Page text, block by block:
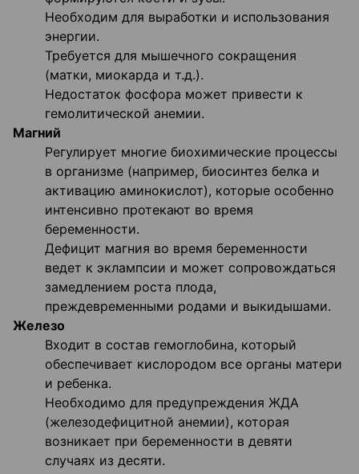
Необходим для выработки и использования
энергии.
Требуется для мышечного сокращения
(матки, миокарда и т.д.).
Недостаток фосфора может привести к
гемолитической анемии.
Магний
Регулирует многие биохимические процессы
в организме (например, биосинтез белка и
активацию аминокислот), которые особенно
интенсивно протекают во время
беременности.
Дефицит магния во время беременности
ведет к эклампсии и может сопровождаться
замедлением роста плода,
преждевременными родами и выкидышами.
Железо
Входит в состав гемоглобина, который
обеспечивает кислородом все органы матери
и ребенка.
Необходимо для предупреждения ЖДА
(железодефицитной анемии), которая
возникает при беременности в девяти
случаях из десяти.